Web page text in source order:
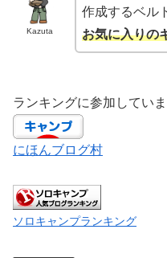
Kazuta
作成するベル
お気に入りの
ランキングに参加していま
にほんブログ村
ソロキャンプランキング